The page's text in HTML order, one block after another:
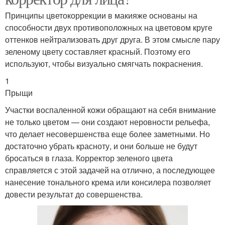
Принципы цветокоррекции в макияже основаны на
способности двух противоположных на цветовом круге
оттенков нейтрализовать друг друга. В этом смысле пару
зеленому цвету составляет красный. Поэтому его
используют, чтобы визуально смягчать покраснения.
1
Прыщи
Участки воспаленной кожи обращают на себя внимание
не только цветом — они создают неровности рельефа,
что делает несовершенства еще более заметными. Но
достаточно убрать красноту, и они больше не будут
бросаться в глаза. Корректор зеленого цвета
справляется с этой задачей на отлично, а последующее
нанесение тонального крема или консилера позволяет
довести результат до совершенства.